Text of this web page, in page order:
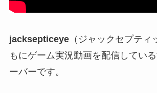
jacksepticeye（ジャックセプティ
もにゲーム実況動画を配信してい
ーバーです。